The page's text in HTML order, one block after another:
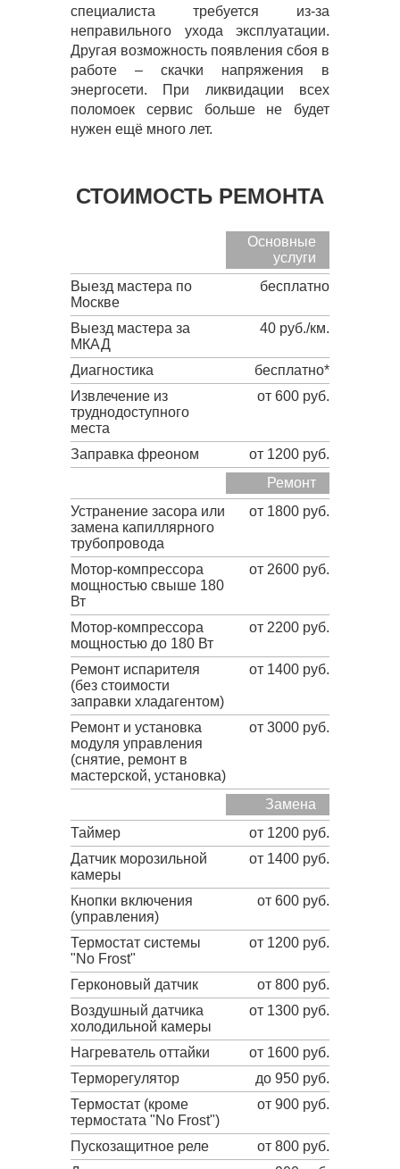
специалиста требуется из-за
неправильного ухода эксплуатации.
Другая возможность появления сбоя в
работе – скачки напряжения в
энергосети. При ликвидации всех
поломоек сервис больше не будет
нужен ещё много лет.
СТОИМОСТЬ РЕМОНТА
Основные
услуги
Выезд мастера по
Москве
бесплатно
Выезд мастера за
МКАД
40 руб./км.
Диагностика
бесплатно*
Извлечение из
труднодоступного
места
от 600 руб.
Заправка фреоном
от 1200 руб.
Ремонт
Устранение засора или
замена капиллярного
трубопровода
от 1800 руб.
Мотор-компрессора
мощностью свыше 180
Вт
от 2600 руб.
Мотор-компрессора
мощностью до 180 Вт
от 2200 руб.
Ремонт испарителя
(без стоимости
заправки хладагентом)
от 1400 руб.
Ремонт и установка
модуля управления
(снятие, ремонт в
мастерской, установка)
от 3000 руб.
Замена
Таймер
от 1200 руб.
Датчик морозильной
камеры
от 1400 руб.
Кнопки включения
(управления)
от 600 руб.
Термостат системы
"No Frost"
от 1200 руб.
Герконовый датчик
от 800 руб.
Воздушный датчика
холодильной камеры
от 1300 руб.
Нагреватель оттайки
от 1600 руб.
Терморегулятор
до 950 руб.
Термостат (кроме
термостата "No Frost")
от 900 руб.
Пускозащитное реле
от 800 руб.